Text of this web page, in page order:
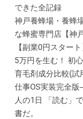
できた全記録
神戸養蜂場・養蜂
な蜂蜜専門店【神
【副業0円スター
5万円を生む！ 初
育毛剤成分比較(試
仕事OS実装完全
人の1日 「読む」
書だ。